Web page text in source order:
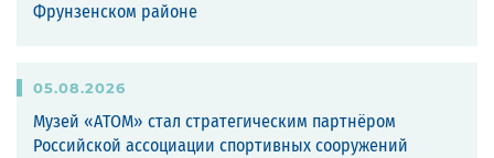
Фрунзенском районе
05.08.2026
Музей «АТОМ» стал стратегическим партнёром
Российской ассоциации спортивных сооружений